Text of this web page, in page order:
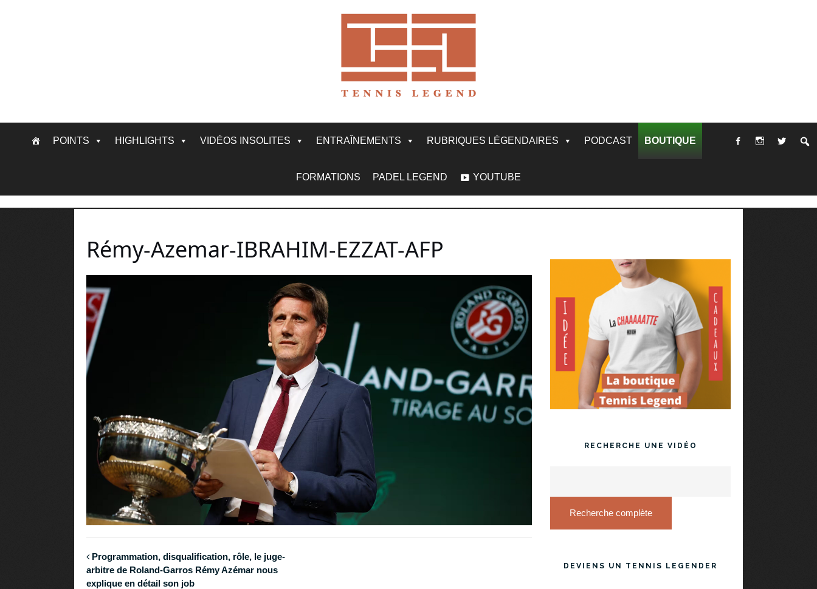
POINTS HIGHLIGHTS VIDÉOS INSOLITES ENTRAÎNEMENTS RUBRIQUES LÉGENDAIRES PODCAST BOUTIQUE
FORMATIONS PADEL LEGEND YOUTUBE
Rémy-Azemar-IBRAHIM-EZZAT-AFP
Programmation, disqualification, rôle, le juge-
arbitre de Roland-Garros Rémy Azémar nous
explique en détail son job
RECHERCHE UNE VIDÉO
Recherche complète
DEVIENS UN TENNIS LEGENDER